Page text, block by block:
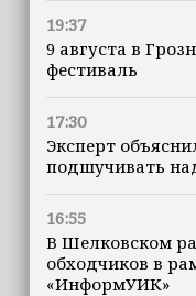
19:37
9 августа в
фестиваль
17:30
Эксперт
подшучивать
16:55
В Шелковском
обходчиков в
«ИнформУИК»